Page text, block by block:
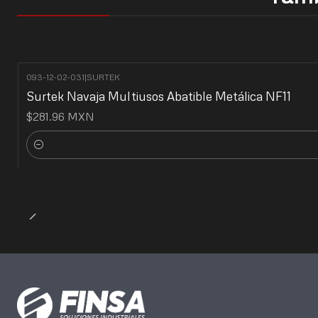
093-12-02-031|SURTEK
Surtek Navaja Multiusos Abatible Metálica NF11
$281.96 MXN
Cantidad